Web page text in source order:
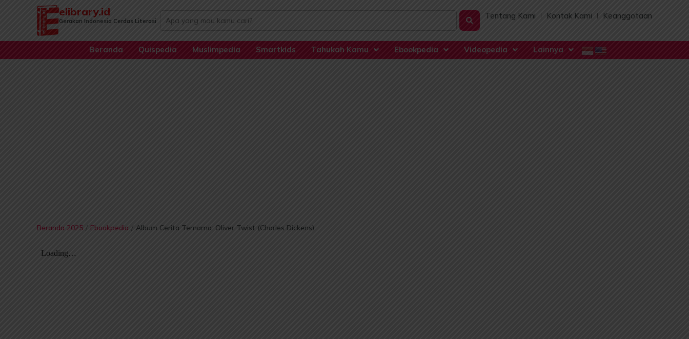
elibrary.id
Gerakan Indonesia Cerdas Literasi
Search
...
Tentang Kami Kontak Kami Keanggotaan
Beranda Quispedia Muslimpedia Smartkids Tahukah Kamu Ebookpedia Videopedia Lainnya
Beranda 2025 / Ebookpedia / Album Cerita Ternama: Oliver Twist (Charles Dickens)